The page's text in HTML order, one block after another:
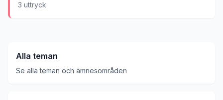
3 uttryck
Alla teman
Se alla teman och ämnesområden